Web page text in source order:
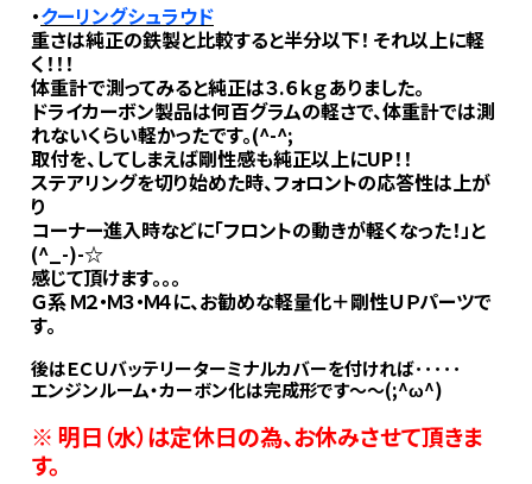
・クーリングシュラウド
重さは純正の鉄製と比較すると半分以下！ それ以上に軽
く！！！
体重計で測ってみると純正は３.６ｋｇありました。
ドライカーボン製品は何百グラムの軽さで、体重計では測
れないくらい軽かったです。(^-^;
取付を、してしまえば剛性感も純正以上にUP！！
ステアリングを切り始めた時、フォロントの応答性は上が
り
コーナー進入時などに「フロントの動きが軽くなった！」と
(^_-)-☆
感じて頂けます。。。
Ｇ系 Ｍ２・Ｍ３・Ｍ４に、お勧めな軽量化＋剛性ＵＰパーツで
す。
後はＥＣＵバッテリーターミナルカバーを付ければ･････
エンジンルーム・カーボン化は完成形です～～(;^ω^)
※ 明日（水）は定休日の為、お休みさせて頂きま
す。